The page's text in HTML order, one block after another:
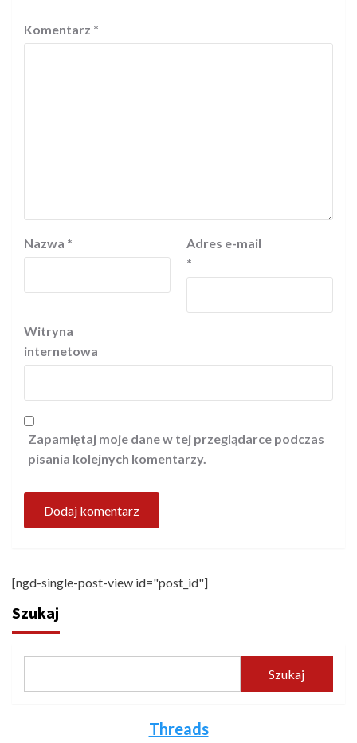
Komentarz *
Nazwa *
Adres e-mail
*
Witryna
internetowa
Zapamiętaj moje dane w tej przeglądarce podczas
pisania kolejnych komentarzy.
[ngd-single-post-view id="post_id"]
Szukaj
Szukaj
Threads